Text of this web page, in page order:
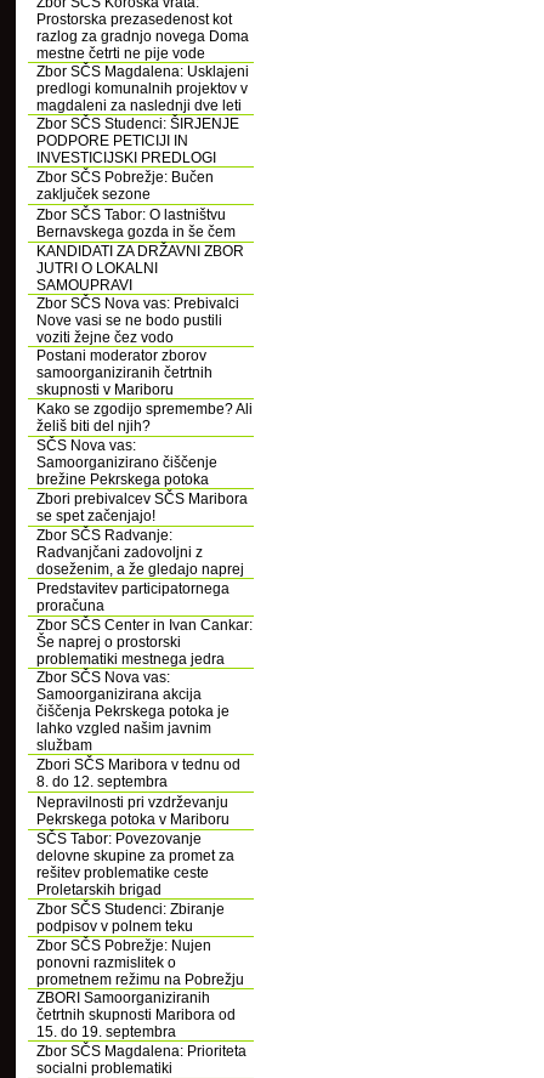
Prostorska prezasedenost kot
razlog za gradnjo novega Doma
mestne četrti ne pije vode
Zbor SČS Magdalena: Usklajeni
predlogi komunalnih projektov v
magdaleni za naslednji dve leti
Zbor SČS Studenci: ŠIRJENJE
PODPORE PETICIJI IN
INVESTICIJSKI PREDLOGI
Zbor SČS Pobrežje: Bučen
zaključek sezone
Zbor SČS Tabor: O lastništvu
Bernavskega gozda in še čem
KANDIDATI ZA DRŽAVNI ZBOR
JUTRI O LOKALNI
SAMOUPRAVI
Zbor SČS Nova vas: Prebivalci
Nove vasi se ne bodo pustili
voziti žejne čez vodo
Postani moderator zborov
samoorganiziranih četrtnih
skupnosti v Mariboru
Kako se zgodijo spremembe? Ali
želiš biti del njih?
SČS Nova vas:
Samoorganizirano čiščenje
brežine Pekrskega potoka
Zbori prebivalcev SČS Maribora
se spet začenjajo!
Zbor SČS Radvanje:
Radvanjčani zadovoljni z
doseženim, a že gledajo naprej
Predstavitev participatornega
proračuna
Zbor SČS Center in Ivan Cankar:
Še naprej o prostorski
problematiki mestnega jedra
Zbor SČS Nova vas:
Samoorganizirana akcija
čiščenja Pekrskega potoka je
lahko vzgled našim javnim
službam
Zbori SČS Maribora v tednu od
8. do 12. septembra
Nepravilnosti pri vzdrževanju
Pekrskega potoka v Mariboru
SČS Tabor: Povezovanje
delovne skupine za promet za
rešitev problematike ceste
Proletarskih brigad
Zbor SČS Studenci: Zbiranje
podpisov v polnem teku
Zbor SČS Pobrežje: Nujen
ponovni razmislitek o
prometnem režimu na Pobrežju
ZBORI Samoorganiziranih
četrtnih skupnosti Maribora od
15. do 19. septembra
Zbor SČS Magdalena: Prioriteta
socialni problematiki